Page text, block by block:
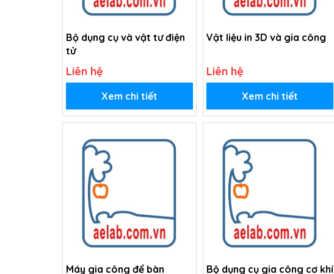
Bộ dụng cụ và vật tư điện
tử
Liên hệ
Xem chi tiết
Vật liệu in 3D và gia công
Liên hệ
Xem chi tiết
Máy gia công để bàn Bộ dụng cụ gia công cơ khí